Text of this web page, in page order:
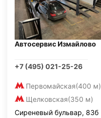
Автосервис Измайлово
+7 (495) 021-25-26
Первомайская(400 м)
Щелковская(350 м)
Сиреневый бульвар, 83б